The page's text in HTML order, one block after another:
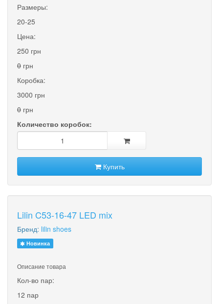
Размеры:
20-25
Цена:
250 грн
0 грн
Коробка:
3000 грн
0 грн
Количество коробок:
Купить
Lilin C53-16-47 LED mix
Бренд: lilin shoes
Новинка
Описание товара
Кол-во пар:
12 пар